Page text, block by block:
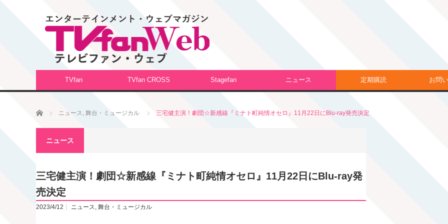
TVfan TVfan CROSS Stagefan ニュース 定期購読 お問
ホーム ニュース, 舞台・ミュージカル 三宅健主演！劇団☆新感線『ミナト町純情オセロ』11月22日にBlu-ray発売決定
ニュース
三宅健主演！劇団☆新感線『ミナト町純情オセロ』11月22日にBlu-ray発
売決定
2023/4/12 ニュース, 舞台・ミュージカル